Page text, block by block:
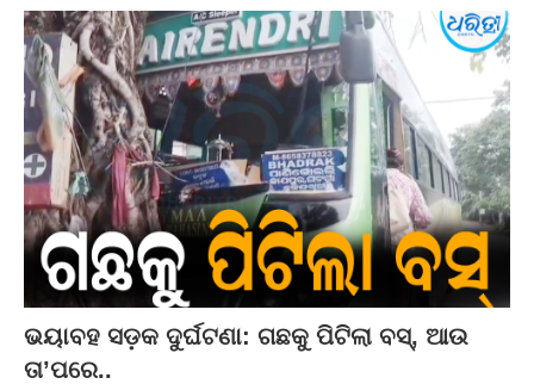
ଭୟାବହ ସଡ଼କ ଦୁର୍ଘଟଣା: ଗଛକୁ ପିଟିଲା ବସ୍‌, ଆଉ
ତା’ପରେ..